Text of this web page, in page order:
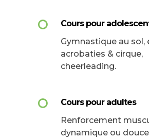
Cours pour
Gymnastique au sol,
acrobaties & cirque,
cheerleading.
Cours pour adultes
Renforcement
dynamique ou